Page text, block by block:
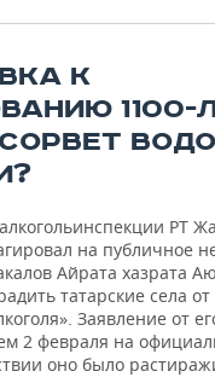
СПОРТА
К
1100-
РТ
на публичное
Айрата хазрата
татарские села
Заявление от
2 февраля на
оно было